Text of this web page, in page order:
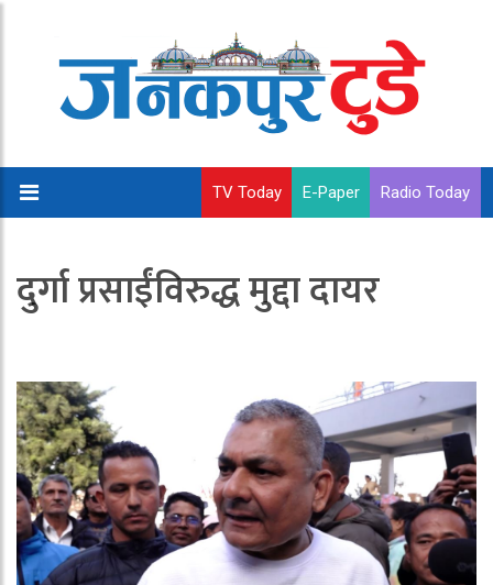
TV Today E-Paper Radio Today
दुर्गा प्रसाईंविरुद्ध मुद्दा दायर